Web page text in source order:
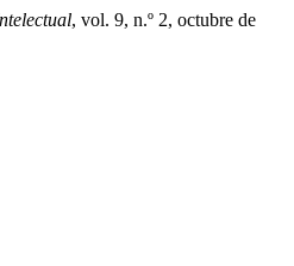
, vol. 9, n.º 2, octubre de